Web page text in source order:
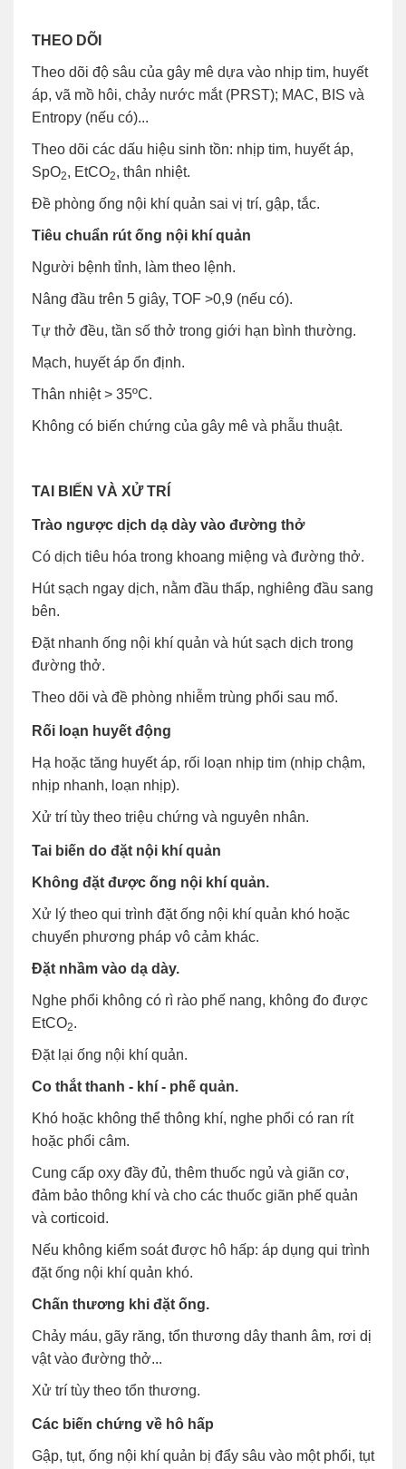
THEO DÕI
Theo dõi độ sâu của gây mê dựa vào nhịp tim, huyết
áp, vã mồ hôi, chảy nước mắt (PRST); MAC, BIS và
Entropy (nếu có)...
Theo dõi các dấu hiệu sinh tồn: nhịp tim, huyết áp,
SpO2, EtCO2, thân nhiệt.
Đề phòng ống nội khí quản sai vị trí, gập, tắc.
Tiêu chuẩn rút ống nội khí quản
Người bệnh tỉnh, làm theo lệnh.
Nâng đầu trên 5 giây, TOF >0,9 (nếu có).
Tự thở đều, tần số thở trong giới hạn bình thường.
Mạch, huyết áp ổn định.
Thân nhiệt > 35ºC.
Không có biến chứng của gây mê và phẫu thuật.
TAI BIẾN VÀ XỬ TRÍ
Trào ngược dịch dạ dày vào đường thở
Có dịch tiêu hóa trong khoang miệng và đường thở.
Hút sạch ngay dịch, nằm đầu thấp, nghiêng đầu sang
bên.
Đặt nhanh ống nội khí quản và hút sạch dịch trong
đường thở.
Theo dõi và đề phòng nhiễm trùng phổi sau mổ.
Rối loạn huyết động
Hạ hoặc tăng huyết áp, rối loạn nhịp tim (nhịp chậm,
nhịp nhanh, loạn nhịp).
Xử trí tùy theo triệu chứng và nguyên nhân.
Tai biến do đặt nội khí quản
Không đặt được ống nội khí quản.
Xử lý theo qui trình đặt ống nội khí quản khó hoặc
chuyển phương pháp vô cảm khác.
Đặt nhầm vào dạ dày.
Nghe phổi không có rì rào phế nang, không đo được
EtCO2.
Đặt lại ống nội khí quản.
Co thắt thanh - khí - phế quản.
Khó hoặc không thể thông khí, nghe phổi có ran rít
hoặc phổi câm.
Cung cấp oxy đầy đủ, thêm thuốc ngủ và giãn cơ,
đảm bảo thông khí và cho các thuốc giãn phế quản
và corticoid.
Nếu không kiểm soát được hô hấp: áp dụng qui trình
đặt ống nội khí quản khó.
Chấn thương khi đặt ống.
Chảy máu, gãy răng, tổn thương dây thanh âm, rơi dị
vật vào đường thở...
Xử trí tùy theo tổn thương.
Các biến chứng về hô hấp
Gập, tụt, ống nội khí quản bị đẩy sâu vào một phổi, tụt